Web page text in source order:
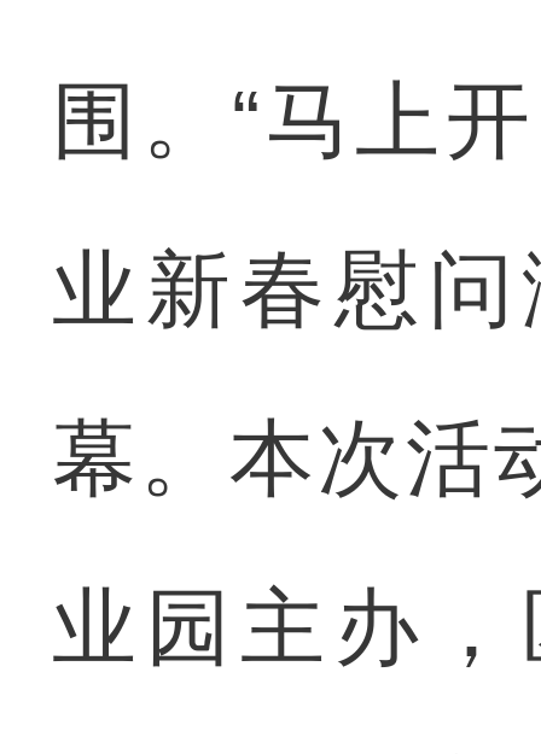
围。“马上
业新春慰
幕。本次活
业园主办